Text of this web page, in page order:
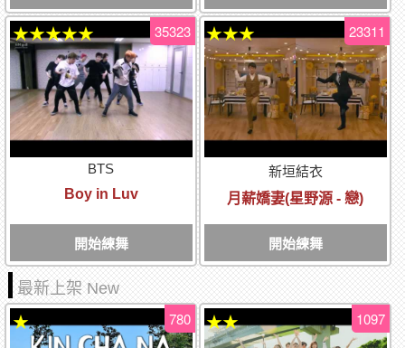
BTS
Boy in Luv
開始練舞
35323
★★★★★
新垣結衣
月薪嬌妻(星野源 - 戀)
開始練舞
23311
★★★
最新上架 New
780
★ 1097
★★